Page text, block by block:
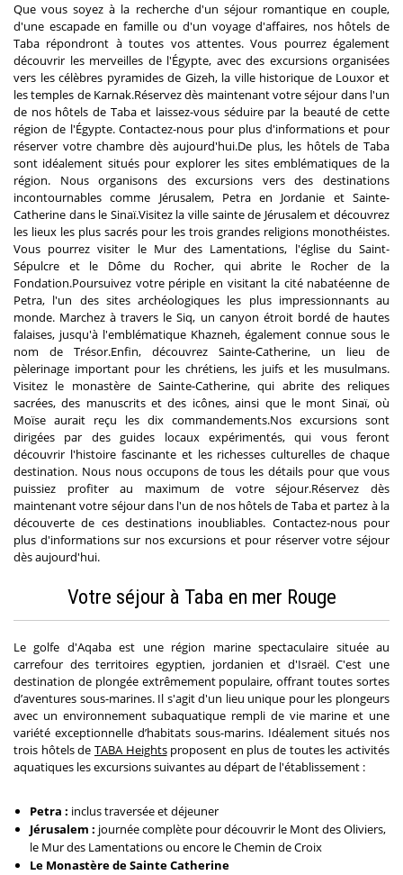
Que vous soyez à la recherche d'un séjour romantique en couple,
d'une escapade en famille ou d'un voyage d'affaires, nos hôtels de
Taba répondront à toutes vos attentes. Vous pourrez également
découvrir les merveilles de l'Égypte, avec des excursions organisées
vers les célèbres pyramides de Gizeh, la ville historique de Louxor et
les temples de Karnak.Réservez dès maintenant votre séjour dans l'un
de nos hôtels de Taba et laissez-vous séduire par la beauté de cette
région de l'Égypte. Contactez-nous pour plus d'informations et pour
réserver votre chambre dès aujourd'hui.De plus, les hôtels de Taba
sont idéalement situés pour explorer les sites emblématiques de la
région. Nous organisons des excursions vers des destinations
incontournables comme Jérusalem, Petra en Jordanie et Sainte-
Catherine dans le Sinaï.Visitez la ville sainte de Jérusalem et découvrez
les lieux les plus sacrés pour les trois grandes religions monothéistes.
Vous pourrez visiter le Mur des Lamentations, l'église du Saint-
Sépulcre et le Dôme du Rocher, qui abrite le Rocher de la
Fondation.Poursuivez votre périple en visitant la cité nabatéenne de
Petra, l'un des sites archéologiques les plus impressionnants au
monde. Marchez à travers le Siq, un canyon étroit bordé de hautes
falaises, jusqu'à l'emblématique Khazneh, également connue sous le
nom de Trésor.Enfin, découvrez Sainte-Catherine, un lieu de
pèlerinage important pour les chrétiens, les juifs et les musulmans.
Visitez le monastère de Sainte-Catherine, qui abrite des reliques
sacrées, des manuscrits et des icônes, ainsi que le mont Sinaï, où
Moïse aurait reçu les dix commandements.Nos excursions sont
dirigées par des guides locaux expérimentés, qui vous feront
découvrir l'histoire fascinante et les richesses culturelles de chaque
destination. Nous nous occupons de tous les détails pour que vous
puissiez profiter au maximum de votre séjour.Réservez dès
maintenant votre séjour dans l'un de nos hôtels de Taba et partez à la
découverte de ces destinations inoubliables. Contactez-nous pour
plus d'informations sur nos excursions et pour réserver votre séjour
dès aujourd'hui.
Votre séjour à Taba en mer Rouge
Le golfe d'Aqaba est une région marine spectaculaire située au
carrefour des territoires egyptien, jordanien et d'Israël. C'est une
destination de plongée extrêmement populaire, offrant toutes sortes
d’aventures sous-marines. Il s'agit d'un lieu unique pour les plongeurs
avec un environnement subaquatique rempli de vie marine et une
variété exceptionnelle d’habitats sous-marins. Idéalement situés nos
trois hôtels de TABA Heightsproposent en plus de toutes les activités
aquatiques les excursions suivantes au départ de l'établissement :
Petra : inclus traversée et déjeuner
Jérusalem : journée complète pour découvrir le Mont des Oliviers,
le Mur des Lamentations ou encore le Chemin de Croix
Le Monastère de Sainte Catherine